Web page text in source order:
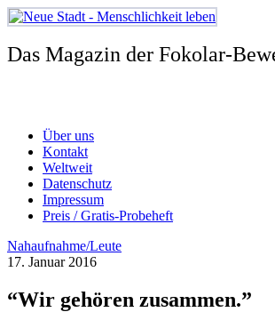
Zum
Inhalt
springen
Das Magazin der Fokolar-
Über uns
Kontakt
Weltweit
Datenschutz
Impressum
Preis / Gratis-Probeheft
Nahaufnahme/Leute
17. Januar 2016
“Wir gehören zusammen.”